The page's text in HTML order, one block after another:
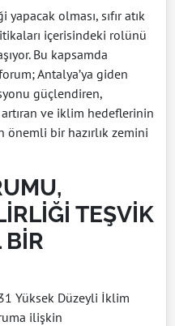
yapacak olması, sıfır atık
içerisindeki rolünü
Bu kapsamda
Antalya’ya giden
güçlendiren,
ve iklim hedeflerinin
önemli bir hazırlık zemini
TEŞVİK
BİR
Yüksek Düzeyli İklim
ilişkin